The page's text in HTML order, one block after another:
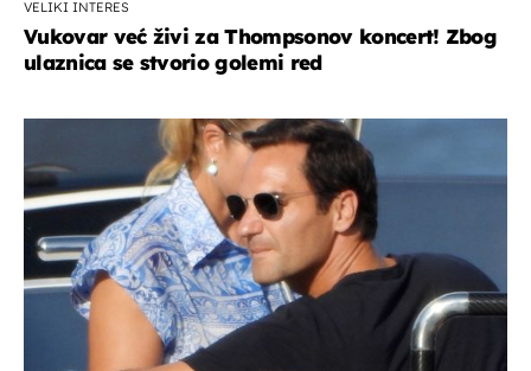
VELIKI INTERES
Vukovar već živi za Thompsonov koncert! Zbog
ulaznica se stvorio golemi red